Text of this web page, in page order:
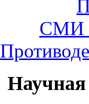
СМИ
Научная